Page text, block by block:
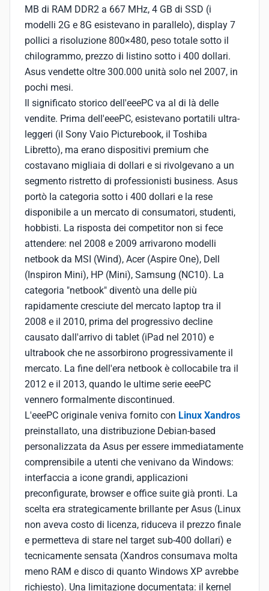
MB di RAM DDR2 a 667 MHz, 4 GB di SSD (i
modelli 2G e 8G esistevano in parallelo), display 7
pollici a risoluzione 800×480, peso totale sotto il
chilogrammo, prezzo di listino sotto i 400 dollari.
Asus vendette oltre 300.000 unità solo nel 2007, in
pochi mesi.
Il significato storico dell'eeePC va al di là delle
vendite. Prima dell'eeePC, esistevano portatili ultra-
leggeri (il Sony Vaio Picturebook, il Toshiba
Libretto), ma erano dispositivi premium che
costavano migliaia di dollari e si rivolgevano a un
segmento ristretto di professionisti business. Asus
portò la categoria sotto i 400 dollari e la rese
disponibile a un mercato di consumatori, studenti,
hobbisti. La risposta dei competitor non si fece
attendere: nel 2008 e 2009 arrivarono modelli
netbook da MSI (Wind), Acer (Aspire One), Dell
(Inspiron Mini), HP (Mini), Samsung (NC10). La
categoria "netbook" diventò una delle più
rapidamente cresciute del mercato laptop tra il
2008 e il 2010, prima del progressivo decline
causato dall'arrivo di tablet (iPad nel 2010) e
ultrabook che ne assorbirono progressivamente il
mercato. La fine dell'era netbook è collocabile tra il
2012 e il 2013, quando le ultime serie eeePC
vennero formalmente discontinued.
L'eeePC originale veniva fornito con Linux Xandros
preinstallato, una distribuzione Debian-based
personalizzata da Asus per essere immediatamente
comprensibile a utenti che venivano da Windows:
interfaccia a icone grandi, applicazioni
preconfigurate, browser e office suite già pronti. La
scelta era strategicamente brillante per Asus (Linux
non aveva costo di licenza, riduceva il prezzo finale
e permetteva di stare nel target sub-400 dollari) e
tecnicamente sensata (Xandros consumava molta
meno RAM e disco di quanto Windows XP avrebbe
richiesto). Una limitazione documentata: il kernel